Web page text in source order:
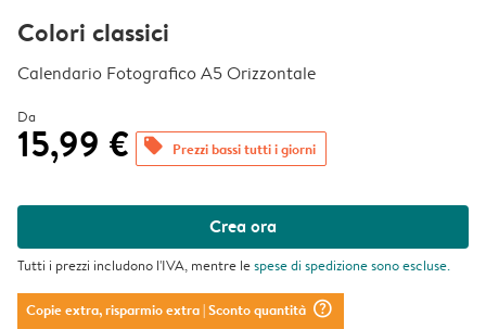
Colori classici
Calendario Fotografico A5 Orizzontale
Da
15,99 € offers Prezzi bassi tutti i giorni
Crea ora
Tutti i prezzi includono l'IVA, mentre lespese di spedizionesono escluse.
Copie extra, risparmio extra| Sconto quantità question_mark_circle